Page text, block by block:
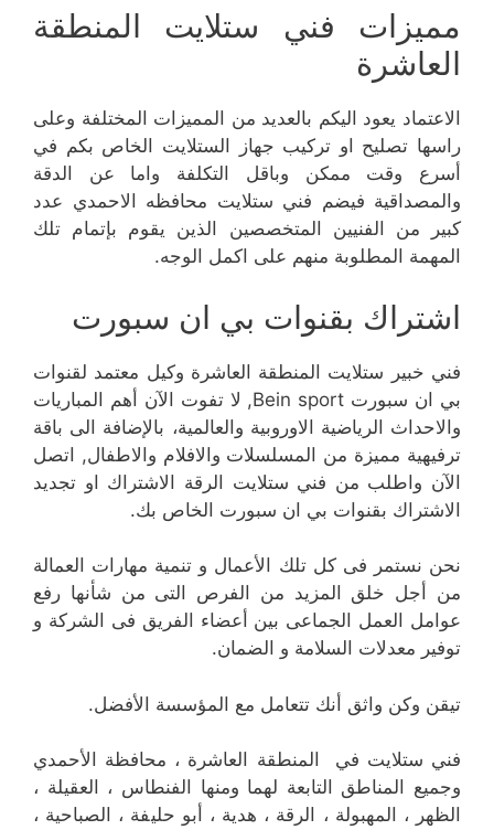
مميزات فني ستلايت المنطقة
العاشرة
الاعتماد يعود اليكم بالعديد من المميزات المختلفة وعلى
راسها تصليح او تركيب جهاز الستلايت الخاص بكم في
أسرع وقت ممكن وباقل التكلفة واما عن الدقة
والمصداقية فيضم فني ستلايت محافظه الاحمدي عدد
كبير من الفنيين المتخصصين الذين يقوم بإتمام تلك
المهمة المطلوبة منهم على اكمل الوجه.
اشتراك بقنوات بي ان سبورت
فني خبير ستلايت المنطقة العاشرة وكيل معتمد لقنوات
بي ان سبورت Bein sport, لا تفوت الآن أهم المباريات
والاحداث الرياضية الاوروبية والعالمية، بالإضافة الى باقة
ترفيهية مميزة من المسلسلات والافلام والاطفال, اتصل
الآن واطلب من فني ستلايت الرقة الاشتراك او تجديد
الاشتراك بقنوات بي ان سبورت الخاص بك.
نحن نستمر فى كل تلك الأعمال و تنمية مهارات العمالة
من أجل خلق المزيد من الفرص التى من شأنها رفع
عوامل العمل الجماعى بين أعضاء الفريق فى الشركة و
توفير معدلات السلامة و الضمان.
تيقن وكن واثق أنك تتعامل مع المؤسسة الأفضل.
فني ستلايت في المنطقة العاشرة ، محافظة الأحمدي
وجميع المناطق التابعة لهما ومنها الفنطاس ، العقيلة ،
الظهر ، المهبولة ، الرقة ، هدية ، أبو حليفة ، الصباحية ،